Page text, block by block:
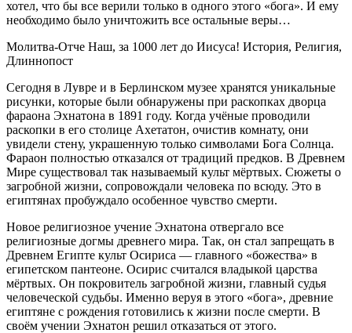
хотел, что бы все верили только в одного этого «бога». И ему
необходимо было уничтожить все остальные веры…
Молитва-Отче Наш, за 1000 лет до Иисуса! История, Религия,
Длиннопост
Сегодня в Лувре и в Берлинском музее хранятся уникальные
рисунки, которые были обнаружены при раскопках дворца
фараона Эхнатона в 1891 году. Когда учёные проводили
раскопки в его столице Ахетатон, очистив комнату, они
увидели стену, украшенную только символами Бога Солнца.
Фараон полностью отказался от традиций предков. В Древнем
Мире существовал так называемый культ мёртвых. Сюжеты о
загробной жизни, сопровождали человека по всюду. Это в
египтянах пробуждало особенное чувство смерти.
Новое религиозное учение Эхнатона отвергало все
религиозные догмы древнего мира. Так, он стал запрещать в
Древнем Египте культ Осириса — главного «божества» в
египетском пантеоне. Осирис считался владыкой царства
мёртвых. Он покровитель загробной жизни, главный судья
человеческой судьбы. Именно веруя в этого «бога», древние
египтяне с рождения готовились к жизни после смерти. В
своём учении Эхнатон решил отказаться от этого.